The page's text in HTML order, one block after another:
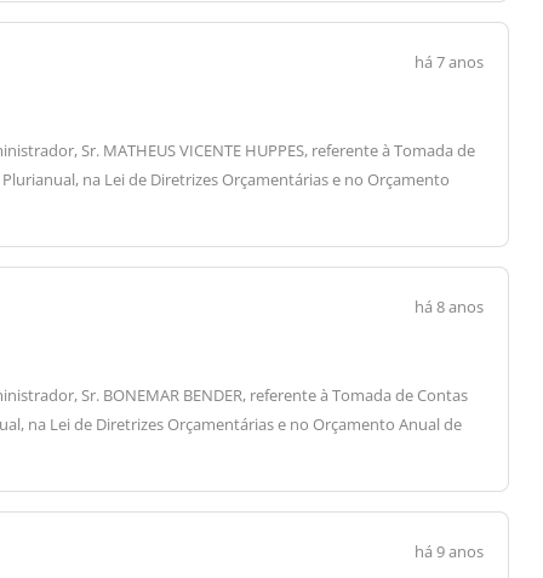
há 7 anos
Sr. MATHEUS VICENTE HUPPES, referente à Tomada de
na Lei de Diretrizes Orçamentárias e no Orçamento
há 8 anos
Sr. BONEMAR BENDER, referente à Tomada de Contas
na Lei de Diretrizes Orçamentárias e no Orçamento Anual de
há 9 anos